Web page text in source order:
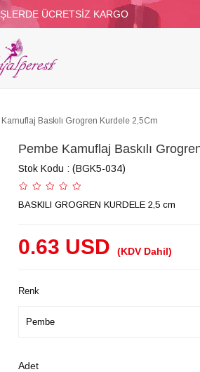
ÜCRETSİZ KARGO
TÜY BONCUKLAR
DİĞER
Kamuflaj Baskılı Grogren Kurdele 2,5Cm
Pembe Kamuflaj Baskılı
Stok Kodu (BGK5-034)
BASKILI GROGREN KURDELE 2,5 cm
0.63 USD (KDV Dahil)
Renk
Adet